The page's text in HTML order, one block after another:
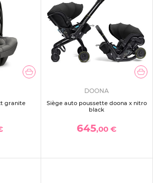
granite
DOONA
Siège auto poussette doona x nitro
black
645,00 €